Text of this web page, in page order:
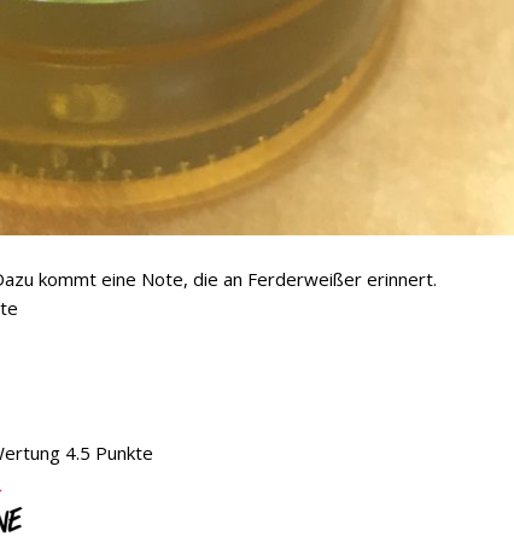
kommt eine Note, die an Ferderweißer erinnert.
4.5 Punkte